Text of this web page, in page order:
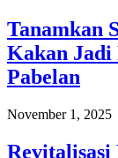
Tanamkan
Kakan Jadi
Pabelan
November 1, 2025